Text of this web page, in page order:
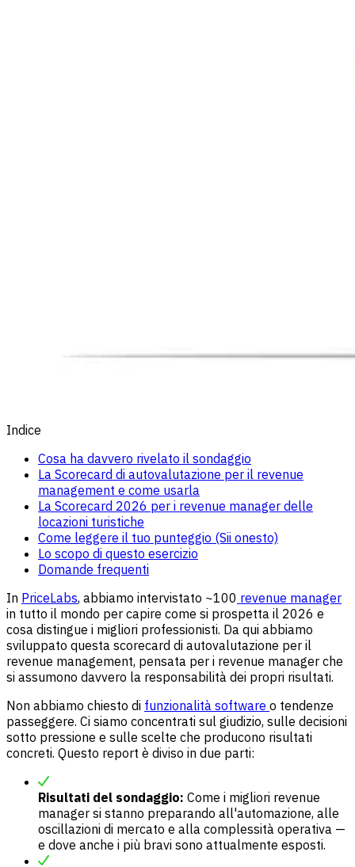
Indice
Cosa ha davvero rivelato il sondaggio
La Scorecard di autovalutazione per il revenue
management e come usarla
La Scorecard 2026 per i revenue manager delle
locazioni turistiche
Come leggere il tuo punteggio (Sii onesto)
Lo scopo di questo esercizio
Domande frequenti
In PriceLabs, abbiamo intervistato ~100 revenue manager
in tutto il mondo per capire come si prospetta il 2026 e
cosa distingue i migliori professionisti. Da qui abbiamo
sviluppato questa scorecard di autovalutazione per il
revenue management, pensata per i revenue manager che
si assumono davvero la responsabilità dei propri risultati.
Non abbiamo chiesto di funzionalità software o tendenze
passeggere. Ci siamo concentrati sul giudizio, sulle decisioni
sotto pressione e sulle scelte che producono risultati
concreti. Questo report è diviso in due parti:
Risultati del sondaggio: Come i migliori revenue
manager si stanno preparando all'automazione, alle
oscillazioni di mercato e alla complessità operativa —
e dove anche i più bravi sono attualmente esposti.